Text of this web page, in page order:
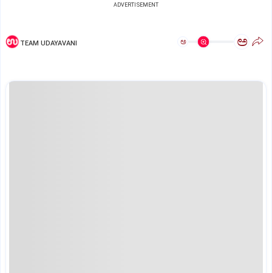
ADVERTISEMENT
TEAM UDAYAVANI ಅ ಅ